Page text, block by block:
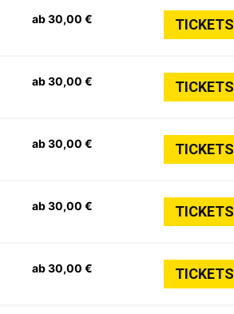
ab 30,00 € TICKETS
ab 30,00 € TICKETS
ab 30,00 € TICKETS
ab 30,00 € TICKETS
ab 30,00 € TICKETS